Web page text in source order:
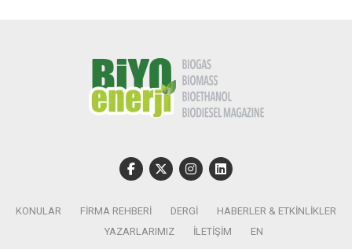
KONULAR FIRMA REHBERI DERGI
HABERLER & ETKINLIKLER
YAZARLARIMIZ
İLETIŞIM EN